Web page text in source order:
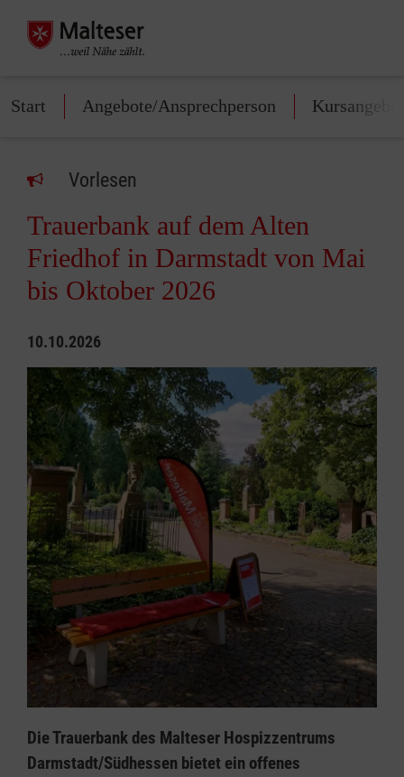
Start Angebote/Ansprechperson Kursangebot
Vorlesen
Trauerbank auf dem Alten
Friedhof in Darmstadt von Mai
bis Oktober 2026
10.10.2026
Die Trauerbank des Malteser Hospizzentrums
Darmstadt/Südhessen bietet ein offenes